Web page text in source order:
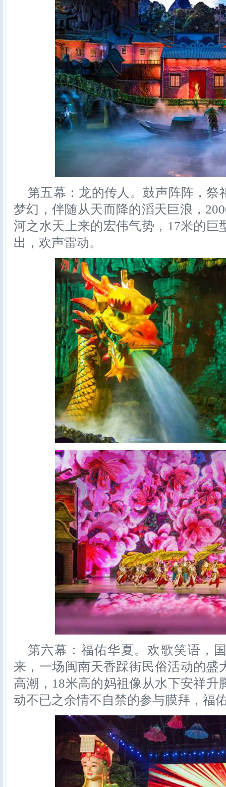
第五幕：龙的传人。鼓声阵阵，祭
梦幻，伴随从天而降的滔天巨浪，
河之水天上来的宏伟气势，17米的巨
出，欢声雷动。
第六幕：福佑华夏。欢歌笑语，
来，一场闽南天香踩街民俗活动的盛
高潮，18米高的妈祖像从水下安祥升
动不已之余情不自禁的参与膜拜，福